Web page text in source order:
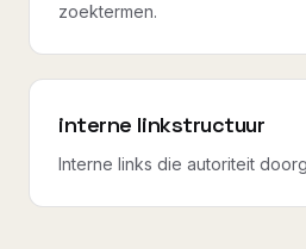
zoektermen.
interne linkstructuur
Interne links die autoriteit